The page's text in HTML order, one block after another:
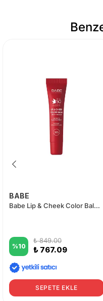
BABE
Babe Lip & Cheek Color Balm SPF 50 (Red)
%10
₺ 849.00
₺ 767.09
SEPETE EKLE